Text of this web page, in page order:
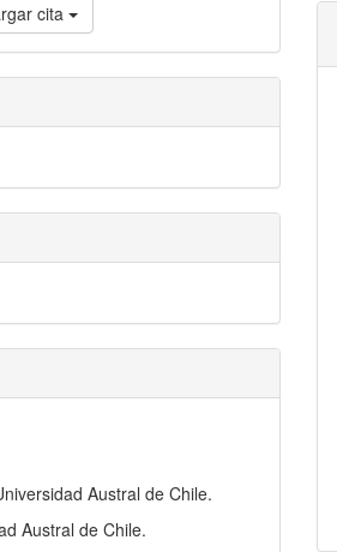
cita
Austral de Chile.
Austral de Chile.